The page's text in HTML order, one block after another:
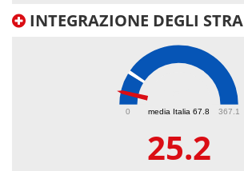
INTEGRAZIONE DEGLI
media Italia 67.8
0 367.1
25.2